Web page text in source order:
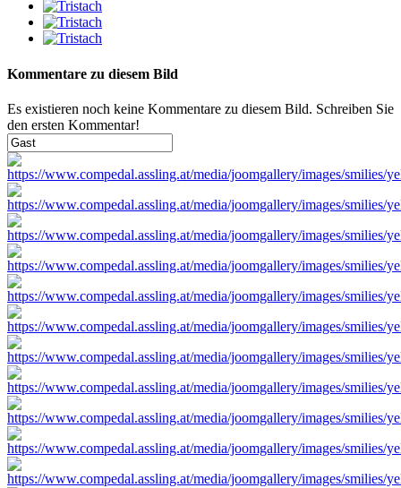
Kommentare zu diesem Bild
Es existieren noch keine Kommentare zu diesem Bild. Schreiben Sie
den ersten Kommentar!